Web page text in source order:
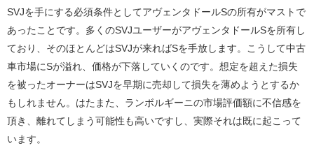
SVJを手にする必須条件としてアヴェンタドールSの所有がマストで
あったことです。多くのSVJユーザーがアヴェンタドールSを所有し
ており、そのほとんどはSVJが来ればSを手放します。こうして中古
車市場にSが溢れ、価格が下落していくのです。想定を超えた損失
を被ったオーナーはSVJを早期に売却して損失を薄めようとするか
もしれません。はたまた、ランボルギーニの市場評価額に不信感を
頂き、離れてしまう可能性も高いですし、実際それは既に起こって
います。